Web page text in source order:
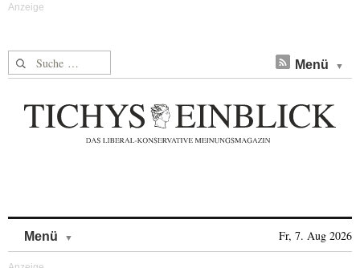
Suche nach: Menü
Menü Fr, 7. Aug 2026